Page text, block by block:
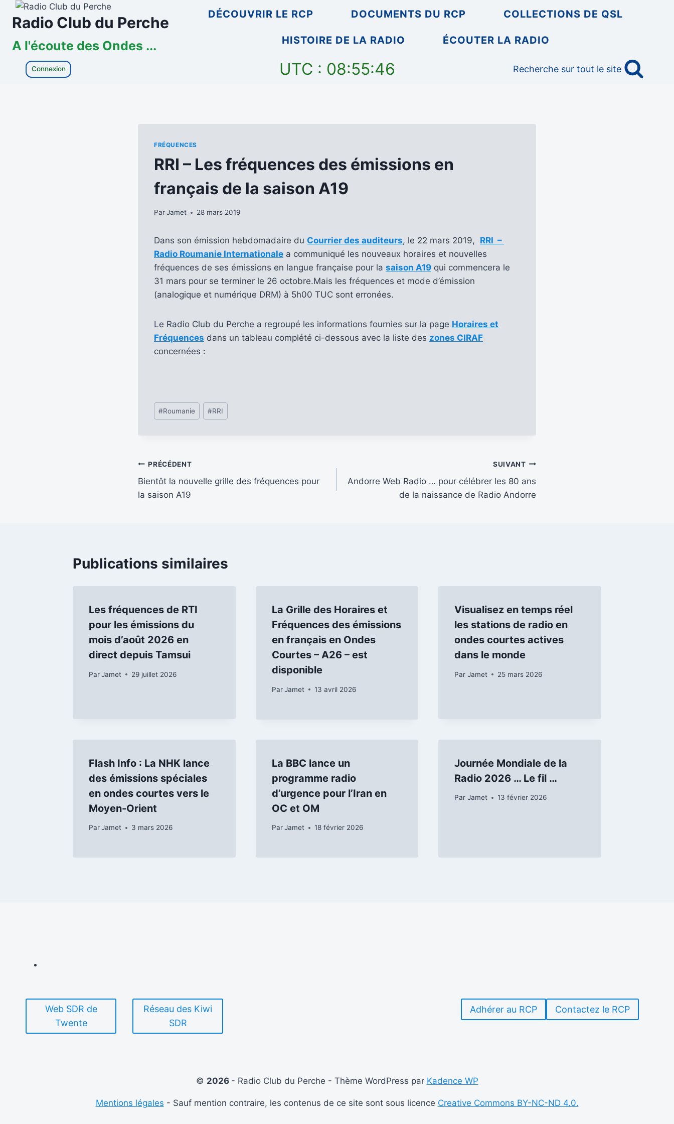
Aller
Radio Club du Perche
A l'écoute des Ondes ...
DÉCOUVRIR LE RCP DOCUMENTS DU RCP COLLECTIONS DE QSL
HISTOIRE DE LA RADIO ÉCOUTER LA RADIO
Connexion UTC : 08:55:46 Recherche sur tout le site
FRÉQUENCES
RRI – Les fréquences des émissions en
français de la saison A19
ParJamet 28 mars 2019
Dans son émission hebdomadaire du Courrier des auditeurs, le 22 mars 2019, RRI –
Radio Roumanie Internationale a communiqué les nouveaux horaires et nouvelles
fréquences de ses émissions en langue française pour la saison A19 qui commencera le
31 mars pour se terminer le 26 octobre.Mais les fréquences et mode d’émission
(analogique et numérique DRM) à 5h00 TUC sont erronées.
Le Radio Club du Perche a regroupé les informations fournies sur la page Horaires et
Fréquences dans un tableau complété ci-dessous avec la liste des zones CIRAF
concernées :
Étiquettes
de
#Roumanie #RRI
Navigation
de
PRÉCÉDENT
Bientôt la nouvelle grille des fréquences pour
la saison A19
SUIVANT
Andorre Web Radio … pour célébrer les 80 ans
de la naissance de Radio Andorre
Publications similaires
Les fréquences de RTI
pour les émissions du
mois d’août 2026 en
direct depuis Tamsui
ParJamet 29 juillet 2026
La Grille des Horaires et
Fréquences des émissions
en français en Ondes
Courtes – A26 – est
disponible
Par Jamet 13 avril 2026
Visualisez en temps réel
les stations de radio en
ondes courtes actives
dans le monde
Par Jamet 25 mars 2026
Flash Info : La NHK lance
des émissions spéciales
en ondes courtes vers le
Moyen-Orient
ParJamet 3 mars 2026
La BBC lance un
programme radio
d’urgence pour l’Iran en
OC et OM
Par Jamet 18 février 2026
Journée Mondiale de la
Radio 2026 … Le fil …
Par Jamet 13 février 2026
Web SDR de
Twente
Réseau des Kiwi
SDR
Adhérer au RCP Contactez le RCP
© 2026 - Radio Club du Perche - Thème WordPress par Kadence WP
Mentions légales - Sauf mention contraire, les contenus de ce site sont sous licence Creative Commons BY-NC-ND 4.0.